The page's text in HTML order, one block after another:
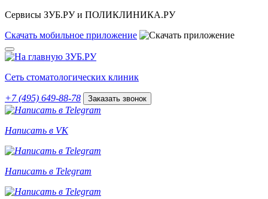
Сервисы ЗУБ.РУ и ПОЛИКЛИНИКА.РУ
Скачать мобильное приложение
Сеть стоматологических клиник
+7 (495) 649-88-78 Заказать звонок
Написать в VK
Написать в Telegram